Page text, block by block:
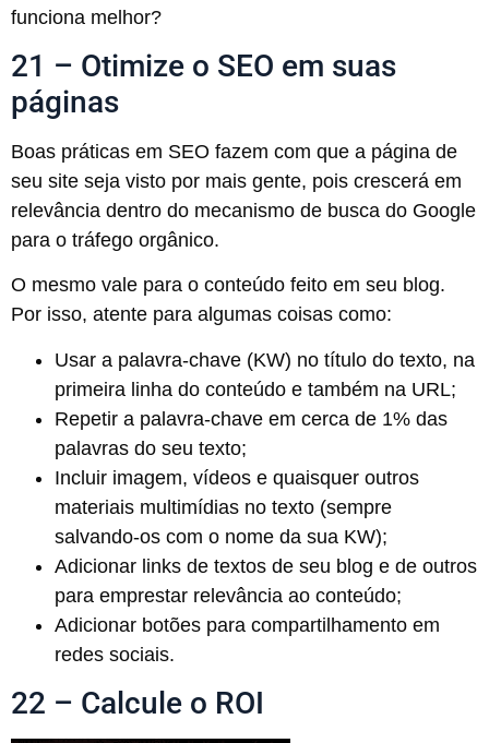
funciona melhor?
21 – Otimize o SEO em suas
páginas
Boas práticas em SEO fazem com que a página de
seu site seja visto por mais gente, pois crescerá em
relevância dentro do mecanismo de busca do Google
para o tráfego orgânico.
O mesmo vale para o conteúdo feito em seu blog.
Por isso, atente para algumas coisas como:
Usar a palavra-chave (KW) no título do texto, na
primeira linha do conteúdo e também na URL;
Repetir a palavra-chave em cerca de 1% das
palavras do seu texto;
Incluir imagem, vídeos e quaisquer outros
materiais multimídias no texto (sempre
salvando-os com o nome da sua KW);
Adicionar links de textos de seu blog e de outros
para emprestar relevância ao conteúdo;
Adicionar botões para compartilhamento em
redes sociais.
22 – Calcule o ROI